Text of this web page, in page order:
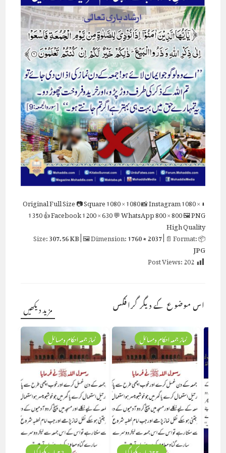
⬇ Original
Full Size📷 Square1080 × 1080📸 Instagram1080 ×
1350👍 Facebook1200 × 630💬 WhatsApp800 × 800🖼 PNG
High Quality
📦 Size:
307.56 KB| 🖼 Dimension:1760 × 2037| 📄 Format:
JPG
Post Views:202
اس موضوع کے دیگر گرافکس مزید دیکھیں
نماز جمعہ احکام ومسائل نماز جمعہ احکام ومسائل